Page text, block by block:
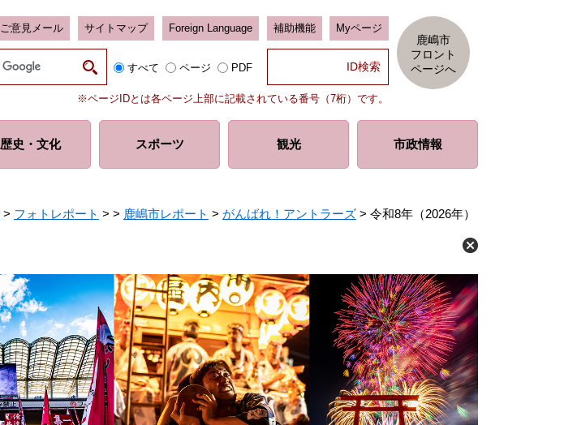
ご意見メール サイトマップ Foreign Language 補助機能 Myページ
すべて ページ PDF
※ページIDとは各ページ上部に記載されている番号（7桁）です。
鹿嶋市
フロント
ページへ
歴史・ 文化 スポーツ 観光 市政情報
> フォトレポート > > 鹿嶋市レポート > がんばれ！アントラーズ > 令和8年（2026年）